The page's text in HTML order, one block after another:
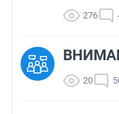
276
20